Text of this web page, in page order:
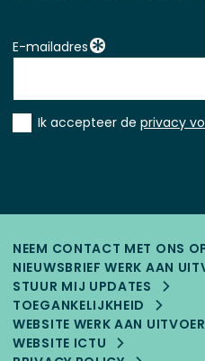
E-mailadres
Instemming
Ik accepteer de privacy
NEEM CONTACT MET ONS
NIEUWSBRIEF WERK AAN
STUUR MIJ UPDATES
TOEGANKELIJK­HEID
WEBSITE WERK AAN
WEBSITE ICTU